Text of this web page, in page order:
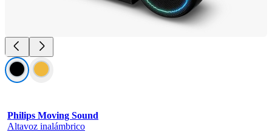
Philips Moving Sound
Altavoz inalámbrico